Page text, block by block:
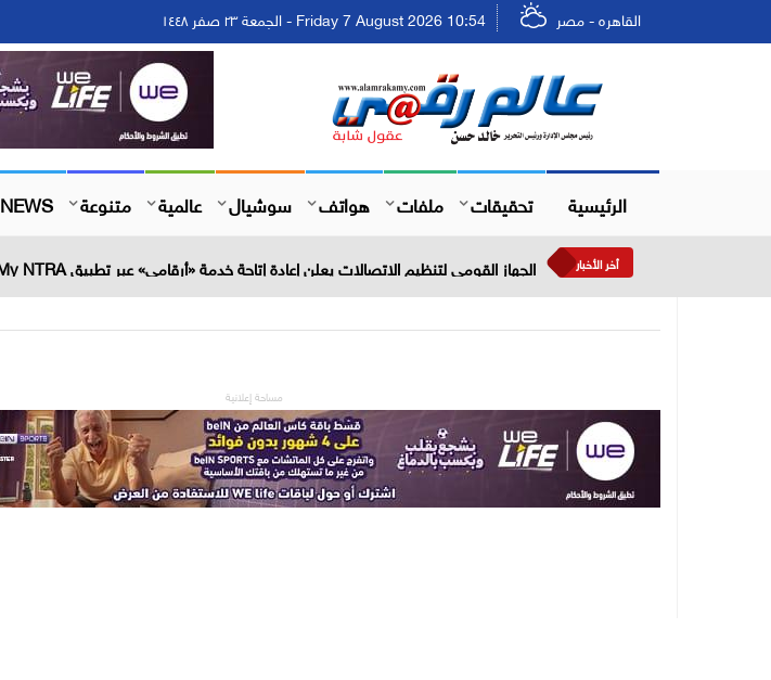
القاهره - مصر Friday 7 August 2026 10:54 - الجمعة ٢٣ صفر ١٤٤٨
الرئيسية تحقيقات ملفات هواتف سوشيال عالمية متنوعة NEWS
أخر الأخبار الجهاز القومي لتنظيم الاتصالات يعلن إعادة إتاحة خدمة «أرقامي» عبر تطبيق My NTRA بحل فني مؤقت لحين استكمال التحديثات
مساحة إعلانية